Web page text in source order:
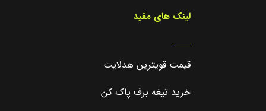
لینک های مفید
_____
قیمت قویترین هدلایت
خرید تیغه برف پاک کن